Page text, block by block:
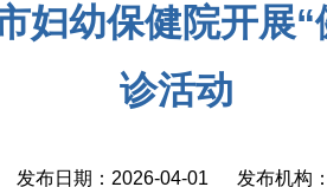
妇幼保健院开展
诊活动
发布日期：2026-04-01 发布机构